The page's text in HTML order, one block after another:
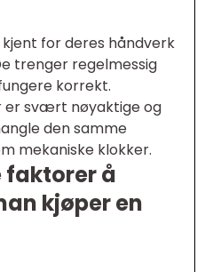
for deres håndverk
trenger regelmessig
korrekt.
er svært nøyaktige og
den samme
mekaniske klokker.
faktorer å
kjøper en